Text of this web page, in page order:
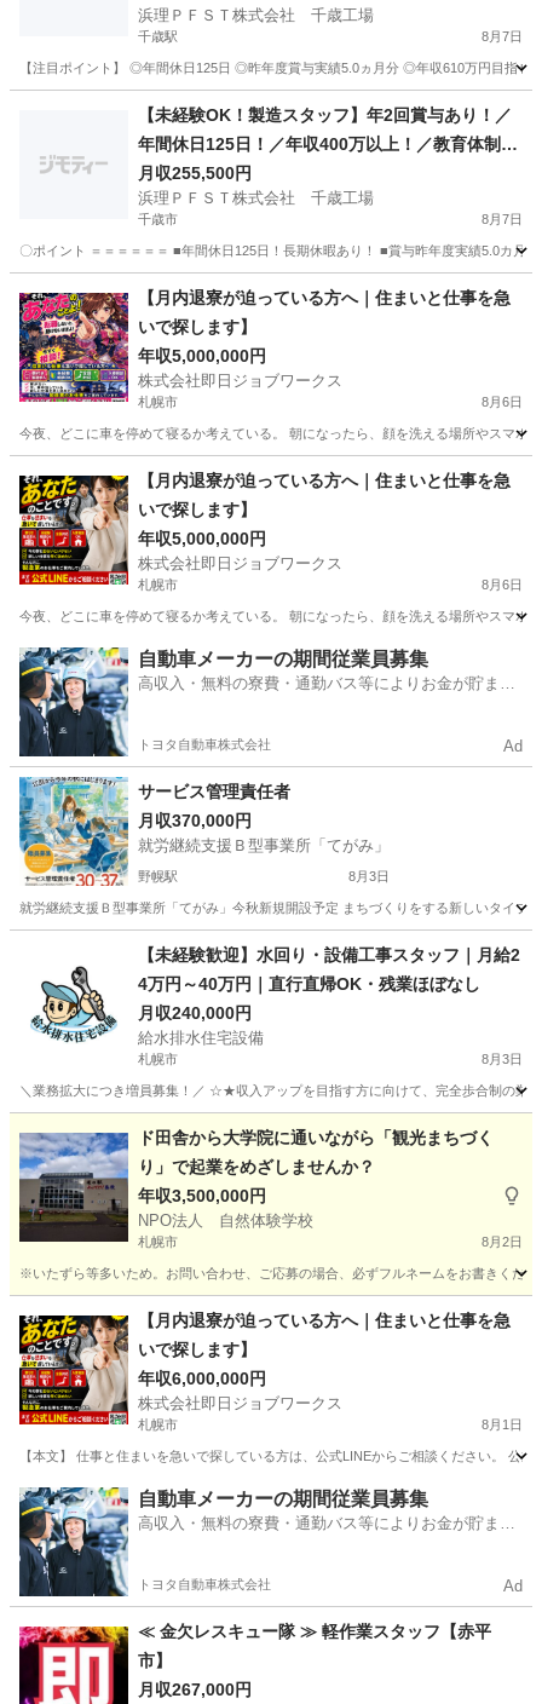
浜理ＰＦＳＴ株式会社 千歳工場
千歳駅 8月7日
【注目ポイント】 ◎年間休日125日 ◎昨年度賞与実績5.0ヵ月分 ◎年収610万円目指
千歳駅 その他 業務
【未経験OK！製造スタッフ】年2回賞与あり！／
年間休日125日！／年収400万以上！／教育体制充
実◎＿浜理ＰＦＳＴ株式会社千歳工場
月収255,500円
浜理ＰＦＳＴ株式会社 千歳工場
千歳市 8月7日
〇ポイント ＝＝＝＝＝＝ ■年間休日125日！長期休暇あり！ ■賞与昨年度実績5.0
その他 未経験
【月内退寮が迫っている方へ｜住まいと仕事を急
いで探します】
年収5,000,000円
株式会社即日ジョブワークス
札幌市 8月6日
今夜、どこに車を停めて寝るか考えている。 朝になったら、顔を洗える場所やスマ
その他
【月内退寮が迫っている方へ｜住まいと仕事を急
いで探します】
年収5,000,000円
株式会社即日ジョブワークス
札幌市 8月6日
今夜、どこに車を停めて寝るか考えている。 朝になったら、顔を洗える場所やスマ
北海道 札幌市 その他
自動車メーカーの期間従業員募集
高収入・無料の寮費・通勤バス等によりお金が貯まり
トヨタ自動車株式会社 Ad
サービス管理責任者
月収370,000円
就労継続支援Ｂ型事業所「てがみ」
野幌駅 8月3日
就労継続支援Ｂ型事業所「てがみ」今秋新規開設予定 まちづくりをする新しいタイ
野幌駅 その他
【未経験歓迎】水回り・設備工事スタッフ｜月給2
4万円～40万円｜直行直帰OK・残業ほぼなし
月収240,000円
給水排水住宅設備
札幌市 8月3日
＼業務拡大につき増員募集！／ ☆★収入アップを目指す方に向けて、完全歩合制の業
その他 未経験
ド田舎から大学院に通いながら「観光まちづく
り」で起業をめざしませんか？
年収3,500,000円
NPO法人 自然体験学校
札幌市 8月2日
※いたずら等多いため。お問い合わせ、ご応募の場合、必ずフルネームをお書きくだ
その他 契約社員
【月内退寮が迫っている方へ｜住まいと仕事を急
いで探します】
年収6,000,000円
株式会社即日ジョブワークス
札幌市 8月1日
【本文】 仕事と住まいを急いで探している方は、公式LINEからご相談ください。 公
北海道 札幌市 その他 未経験
自動車メーカーの期間従業員募集
高収入・無料の寮費・通勤バス等によりお金が貯まり
トヨタ自動車株式会社 Ad
≪ 金欠レスキュー隊 ≫ 軽作業スタッフ【赤平
市】
月収267,000円